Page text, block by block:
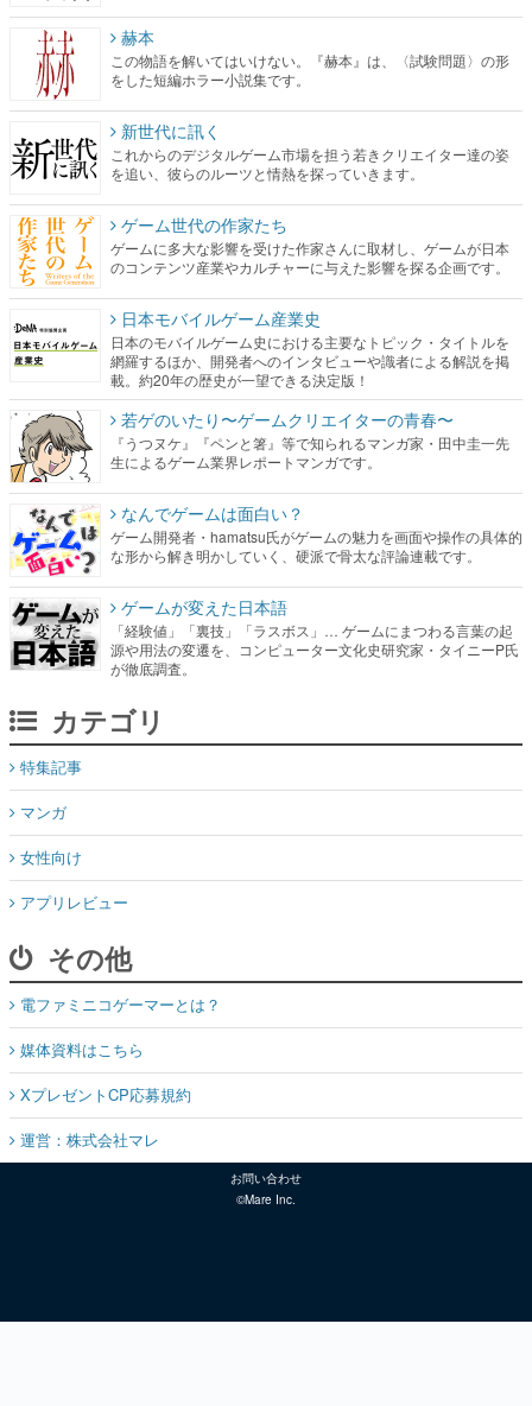
赫本
この物語を解いてはいけない。『赫本』は、〈試験問題〉の形
をした短編ホラー小説集です。
新世代に訊く
これからのデジタルゲーム市場を担う若きクリエイター達の姿
を追い、彼らのルーツと情熱を探っていきます。
ゲーム世代の作家たち
ゲームに多大な影響を受けた作家さんに取材し、ゲームが日本
のコンテンツ産業やカルチャーに与えた影響を探る企画です。
日本モバイルゲーム産業史
日本のモバイルゲーム史における主要なトピック・タイトルを
網羅するほか、開発者へのインタビューや識者による解説を掲
載。約20年の歴史が一望できる決定版！
若ゲのいたり〜ゲームクリエイターの青春〜
『うつヌケ』『ペンと箸』等で知られるマンガ家・田中圭一先
生によるゲーム業界レポートマンガです。
なんでゲームは面白い？
ゲーム開発者・hamatsu氏がゲームの魅力を画面や操作の具体的
な形から解き明かしていく、硬派で骨太な評論連載です。
ゲームが変えた日本語
「経験値」「裏技」「ラスボス」… ゲームにまつわる言葉の起
源や用法の変遷を、コンピューター文化史研究家・タイニーP氏
が徹底調査。
カテゴリ
特集記事
マンガ
女性向け
アプリレビュー
その他
電ファミニコゲーマーとは？
媒体資料はこちら
XプレゼントCP応募規約
運営：株式会社マレ
お問い合わせ
©Mare Inc.